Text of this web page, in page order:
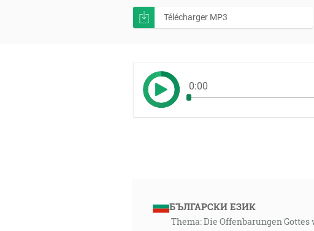
Télécharger MP3
0:00
БЪЛГАРСКИ ЕЗИК
Thema: Die Offenbarungen